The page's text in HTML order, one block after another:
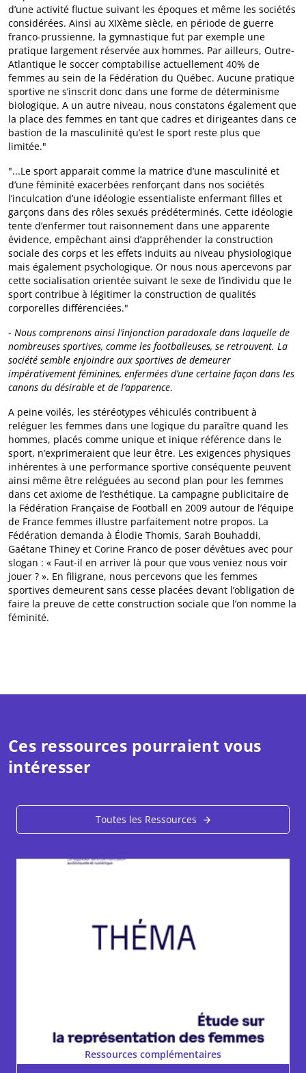
d’une activité fluctue suivant les époques et même les sociétés
considérées. Ainsi au XIXème siècle, en période de guerre
franco-prussienne, la gymnastique fut par exemple une
pratique largement réservée aux hommes. Par ailleurs, Outre-
Atlantique le soccer comptabilise actuellement 40% de
femmes au sein de la Fédération du Québec. Aucune pratique
sportive ne s’inscrit donc dans une forme de déterminisme
biologique. A un autre niveau, nous constatons également que
la place des femmes en tant que cadres et dirigeantes dans ce
bastion de la masculinité qu’est le sport reste plus que
limitée."
"...Le sport apparait comme la matrice d’une masculinité et
d’une féminité exacerbées renforçant dans nos sociétés
l’inculcation d’une idéologie essentialiste enfermant filles et
garçons dans des rôles sexués prédéterminés. Cette idéologie
tente d’enfermer tout raisonnement dans une apparente
évidence, empêchant ainsi d’appréhender la construction
sociale des corps et les effets induits au niveau physiologique
mais également psychologique. Or nous nous apercevons par
cette socialisation orientée suivant le sexe de l’individu que le
sport contribue à légitimer la construction de qualités
corporelles différenciées."
- Nous comprenons ainsi l’injonction paradoxale dans laquelle de
nombreuses sportives, comme les footballeuses, se retrouvent. La
société semble enjoindre aux sportives de demeurer
impérativement féminines, enfermées d’une certaine façon dans les
canons du désirable et de l’apparence.
A peine voilés, les stéréotypes véhiculés contribuent à
reléguer les femmes dans une logique du paraître quand les
hommes, placés comme unique et inique référence dans le
sport, n’exprimeraient que leur être. Les exigences physiques
inhérentes à une performance sportive conséquente peuvent
ainsi même être reléguées au second plan pour les femmes
dans cet axiome de l’esthétique. La campagne publicitaire de
la Fédération Française de Football en 2009 autour de l’équipe
de France femmes illustre parfaitement notre propos. La
Fédération demanda à Élodie Thomis, Sarah Bouhaddi,
Gaétane Thiney et Corine Franco de poser dévêtues avec pour
slogan : « Faut-il en arriver là pour que vous veniez nous voir
jouer ? ». En filigrane, nous percevons que les femmes
sportives demeurent sans cesse placées devant l’obligation de
faire la preuve de cette construction sociale que l’on nomme la
féminité.
Ces ressources pourraient vous
intéresser
Toutes les Ressources
Ressources complémentaires